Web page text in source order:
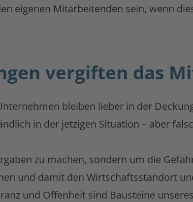
eigenen Mitarbeitenden sein, wenn
vergiften das
bleiben lieber in der
in der jetzigen Situation – aber
zu machen, sondern um die
und damit den Wirtschaftsstandort
und Offenheit sind Bausteine